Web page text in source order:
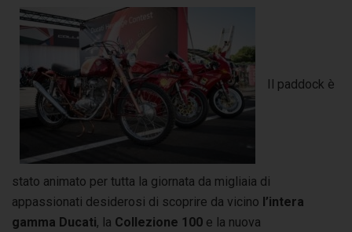
Il paddock è
stato animato per tutta la giornata da migliaia di
appassionati desiderosi di scoprire da vicino l’intera
gamma Ducati, la Collezione 100 e la nuova